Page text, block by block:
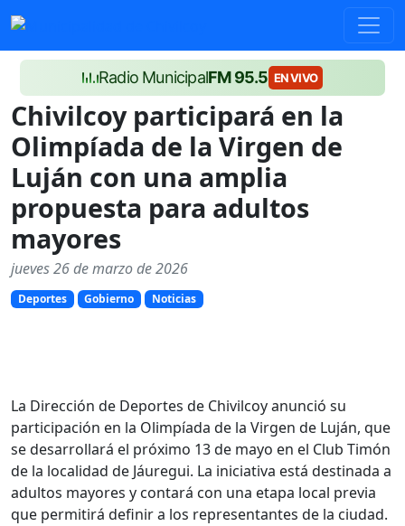
Radio MunicipalFM 95.5 EN VIVO
Chivilcoy participará en la
Olimpíada de la Virgen de
Luján con una amplia
propuesta para adultos
mayores
jueves 26 de marzo de 2026
Deportes Gobierno Noticias
La Dirección de Deportes de Chivilcoy anunció su
participación en la Olimpíada de la Virgen de Luján, que
se desarrollará el próximo 13 de mayo en el Club Timón
de la localidad de Jáuregui. La iniciativa está destinada a
adultos mayores y contará con una etapa local previa
que permitirá definir a los representantes de la ciudad.